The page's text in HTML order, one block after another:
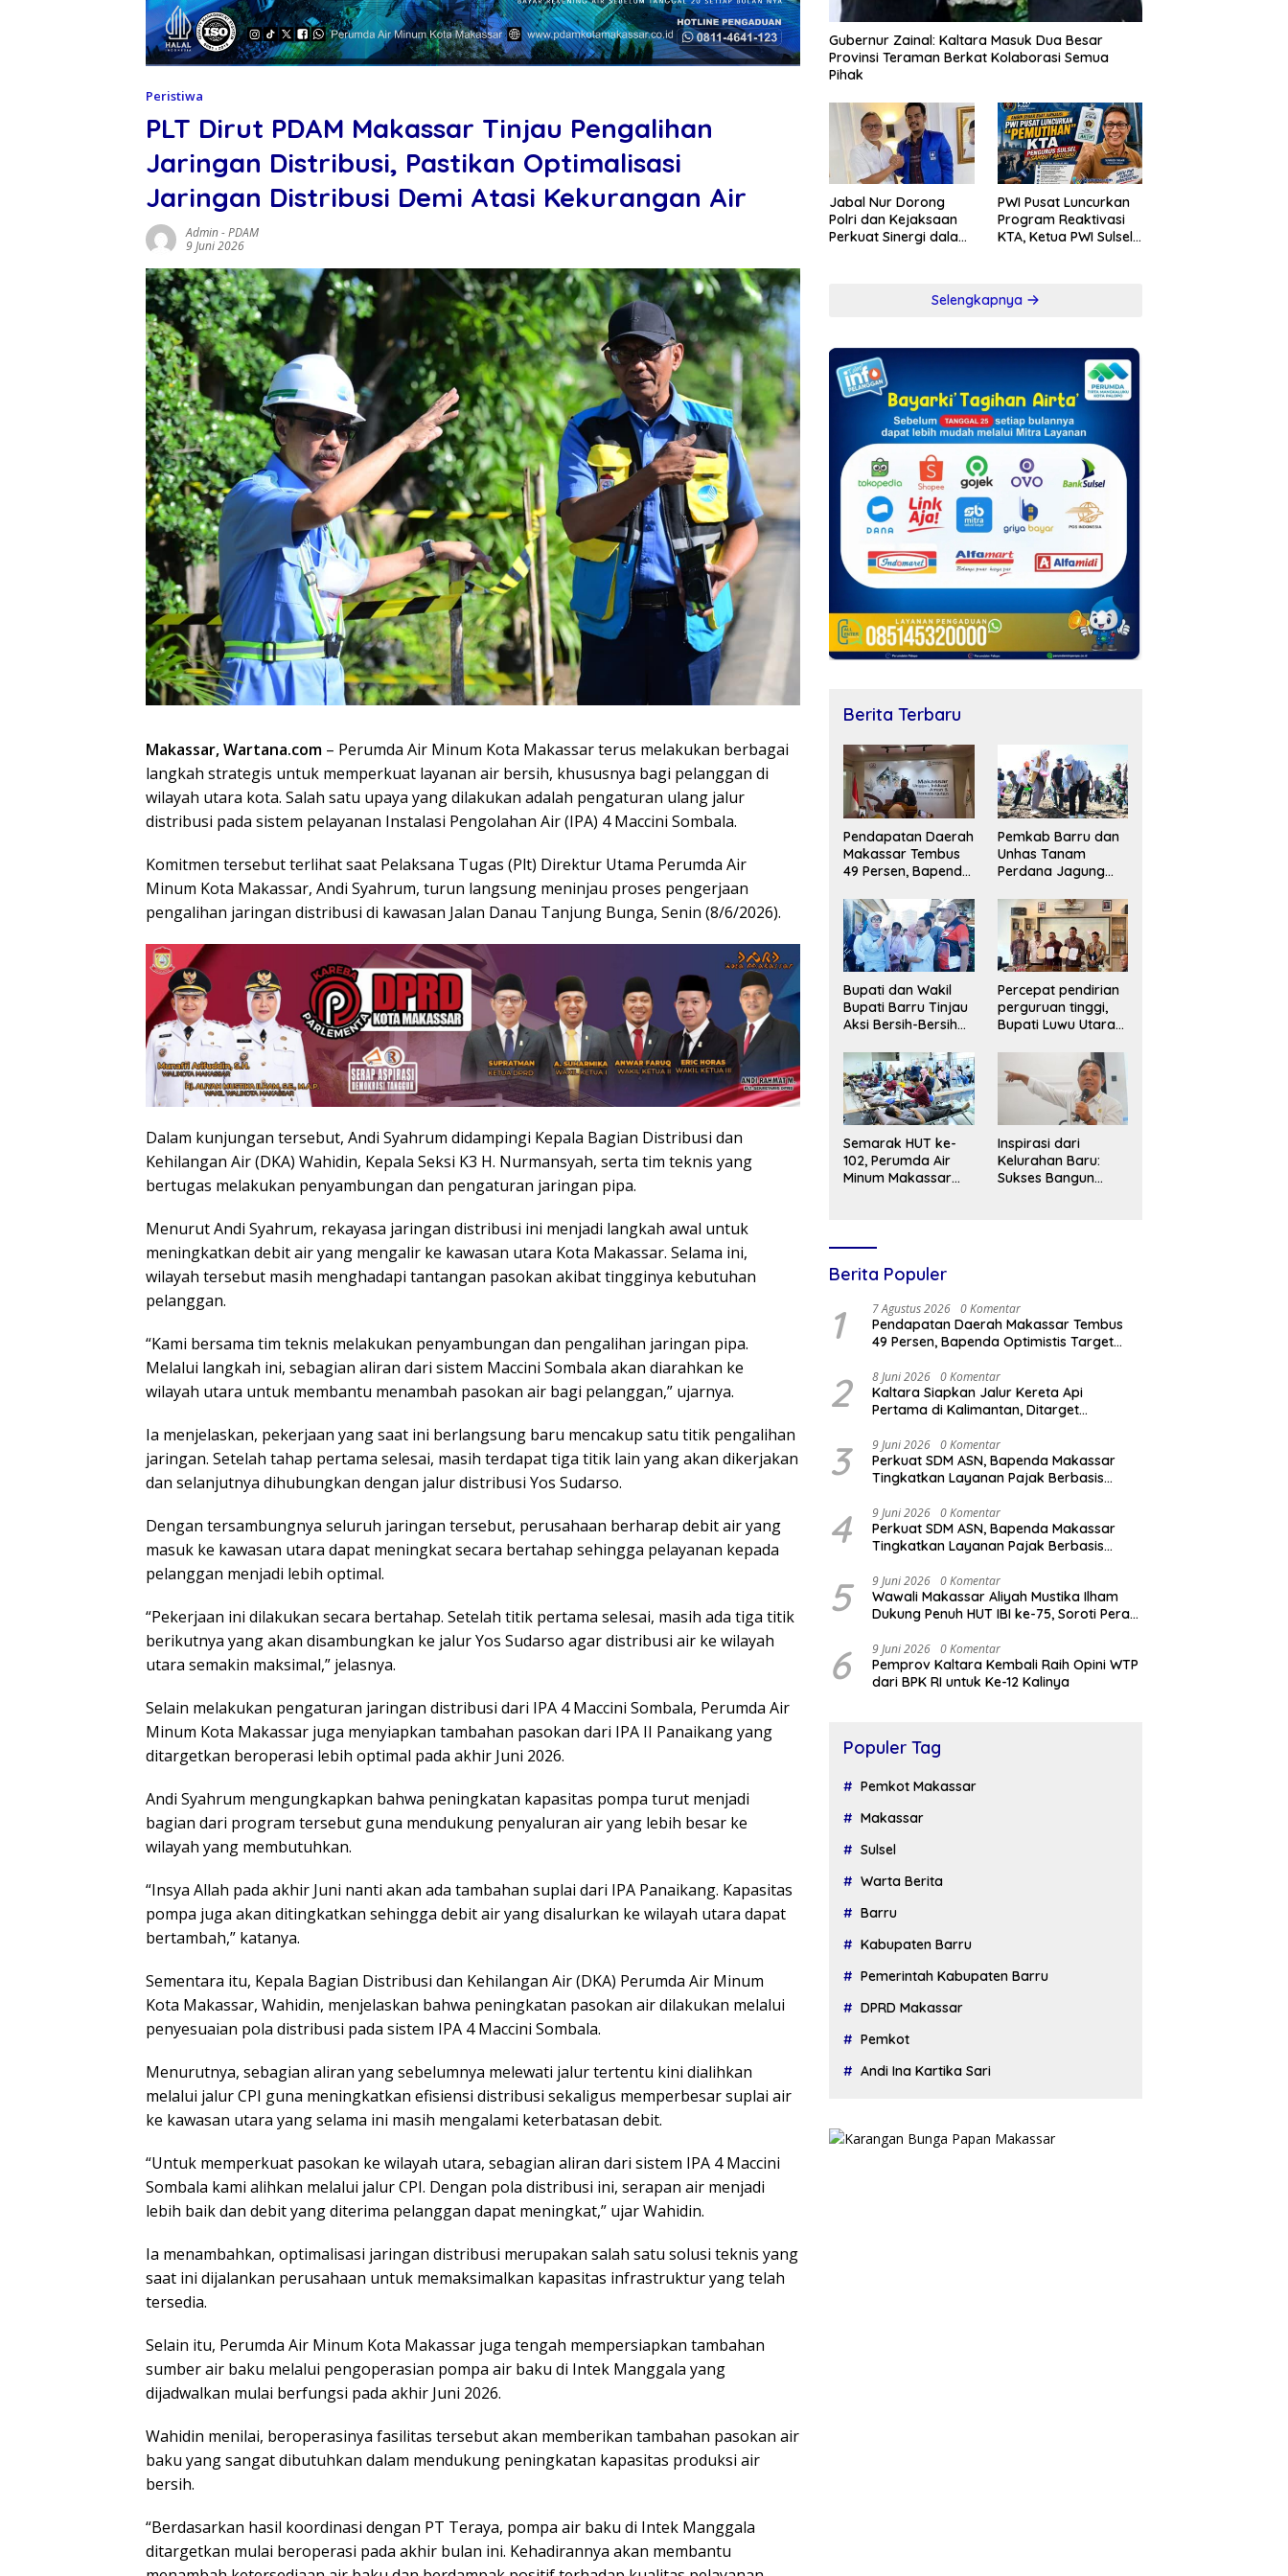
Peristiwa
PLT Dirut PDAM Makassar Tinjau Pengalihan
Jaringan Distribusi, Pastikan Optimalisasi
Jaringan Distribusi Demi Atasi Kekurangan Air
Admin-PDAM
9 Juni 2026
Makassar, Wartana.com – Perumda Air Minum Kota Makassar terus melakukan berbagai
langkah strategis untuk memperkuat layanan air bersih, khususnya bagi pelanggan di
wilayah utara kota. Salah satu upaya yang dilakukan adalah pengaturan ulang jalur
distribusi pada sistem pelayanan Instalasi Pengolahan Air (IPA) 4 Maccini Sombala.
Komitmen tersebut terlihat saat Pelaksana Tugas (Plt) Direktur Utama Perumda Air
Minum Kota Makassar, Andi Syahrum, turun langsung meninjau proses pengerjaan
pengalihan jaringan distribusi di kawasan Jalan Danau Tanjung Bunga, Senin (8/6/2026).
Dalam kunjungan tersebut, Andi Syahrum didampingi Kepala Bagian Distribusi dan
Kehilangan Air (DKA) Wahidin, Kepala Seksi K3 H. Nurmansyah, serta tim teknis yang
bertugas melakukan penyambungan dan pengaturan jaringan pipa.
Menurut Andi Syahrum, rekayasa jaringan distribusi ini menjadi langkah awal untuk
meningkatkan debit air yang mengalir ke kawasan utara Kota Makassar. Selama ini,
wilayah tersebut masih menghadapi tantangan pasokan akibat tingginya kebutuhan
pelanggan.
“Kami bersama tim teknis melakukan penyambungan dan pengalihan jaringan pipa.
Melalui langkah ini, sebagian aliran dari sistem Maccini Sombala akan diarahkan ke
wilayah utara untuk membantu menambah pasokan air bagi pelanggan,” ujarnya.
Ia menjelaskan, pekerjaan yang saat ini berlangsung baru mencakup satu titik pengalihan
jaringan. Setelah tahap pertama selesai, masih terdapat tiga titik lain yang akan dikerjakan
dan selanjutnya dihubungkan dengan jalur distribusi Yos Sudarso.
Dengan tersambungnya seluruh jaringan tersebut, perusahaan berharap debit air yang
masuk ke kawasan utara dapat meningkat secara bertahap sehingga pelayanan kepada
pelanggan menjadi lebih optimal.
“Pekerjaan ini dilakukan secara bertahap. Setelah titik pertama selesai, masih ada tiga titik
berikutnya yang akan disambungkan ke jalur Yos Sudarso agar distribusi air ke wilayah
utara semakin maksimal,” jelasnya.
Selain melakukan pengaturan jaringan distribusi dari IPA 4 Maccini Sombala, Perumda Air
Minum Kota Makassar juga menyiapkan tambahan pasokan dari IPA II Panaikang yang
ditargetkan beroperasi lebih optimal pada akhir Juni 2026.
Andi Syahrum mengungkapkan bahwa peningkatan kapasitas pompa turut menjadi
bagian dari program tersebut guna mendukung penyaluran air yang lebih besar ke
wilayah yang membutuhkan.
“Insya Allah pada akhir Juni nanti akan ada tambahan suplai dari IPA Panaikang. Kapasitas
pompa juga akan ditingkatkan sehingga debit air yang disalurkan ke wilayah utara dapat
bertambah,” katanya.
Sementara itu, Kepala Bagian Distribusi dan Kehilangan Air (DKA) Perumda Air Minum
Kota Makassar, Wahidin, menjelaskan bahwa peningkatan pasokan air dilakukan melalui
penyesuaian pola distribusi pada sistem IPA 4 Maccini Sombala.
Menurutnya, sebagian aliran yang sebelumnya melewati jalur tertentu kini dialihkan
melalui jalur CPI guna meningkatkan efisiensi distribusi sekaligus memperbesar suplai air
ke kawasan utara yang selama ini masih mengalami keterbatasan debit.
“Untuk memperkuat pasokan ke wilayah utara, sebagian aliran dari sistem IPA 4 Maccini
Sombala kami alihkan melalui jalur CPI. Dengan pola distribusi ini, serapan air menjadi
lebih baik dan debit yang diterima pelanggan dapat meningkat,” ujar Wahidin.
Ia menambahkan, optimalisasi jaringan distribusi merupakan salah satu solusi teknis yang
saat ini dijalankan perusahaan untuk memaksimalkan kapasitas infrastruktur yang telah
tersedia.
Selain itu, Perumda Air Minum Kota Makassar juga tengah mempersiapkan tambahan
sumber air baku melalui pengoperasian pompa air baku di Intek Manggala yang
dijadwalkan mulai berfungsi pada akhir Juni 2026.
Wahidin menilai, beroperasinya fasilitas tersebut akan memberikan tambahan pasokan air
baku yang sangat dibutuhkan dalam mendukung peningkatan kapasitas produksi air
bersih.
“Berdasarkan hasil koordinasi dengan PT Teraya, pompa air baku di Intek Manggala
ditargetkan mulai beroperasi pada akhir bulan ini. Kehadirannya akan membantu
Gubernur Zainal: Kaltara Masuk Dua Besar
Provinsi Teraman Berkat Kolaborasi Semua
Pihak
Jabal Nur Dorong
Polri dan Kejaksaan
Perkuat Sinergi dalam
PWI Pusat Luncurkan
Program Reaktivasi
KTA, Ketua PWI Sulsel
Selengkapnya
Berita Terbaru
Pendapatan Daerah
Makassar Tembus
49 Persen, Bapenda
2026 Tercapai
Pemkab Barru dan
Unhas Tanam
Perdana Jagung
Barru Jadi Sentra
Benih Unggul
Bupati dan Wakil
Bupati Barru Tinjau
Aksi Bersih-Bersih
Peduli Lingkungan
Percepat pendirian
perguruan tinggi,
Bupati Luwu Utara
dengan UNH Tegal
Semarak HUT ke-
102, Perumda Air
Minum Makassar
Inspirasi dari
Kelurahan Baru:
Sukses Bangun
Berita Populer
1 7 Agustus 2026 0 Komentar
Pendapatan Daerah Makassar Tembus
49 Persen, Bapenda Optimistis Target
2 8 Juni 2026 0 Komentar
Kaltara Siapkan Jalur Kereta Api
Pertama di Kalimantan, Ditarget
3 9 Juni 2026 0 Komentar
Perkuat SDM ASN, Bapenda Makassar
Tingkatkan Layanan Pajak Berbasis
4 9 Juni 2026 0 Komentar
Perkuat SDM ASN, Bapenda Makassar
Tingkatkan Layanan Pajak Berbasis
5 9 Juni 2026 0 Komentar
Wawali Makassar Aliyah Mustika Ilham
Dukung Penuh HUT IBI ke-75, Soroti Peran
6 9 Juni 2026 0 Komentar
Pemprov Kaltara Kembali Raih Opini WTP
dari BPK RI untuk Ke-12 Kalinya
Populer Tag
Pemkot Makassar
Makassar
Sulsel
Warta Berita
Barru
Kabupaten Barru
Pemerintah Kabupaten Barru
DPRD Makassar
Pemkot
Andi Ina Kartika Sari